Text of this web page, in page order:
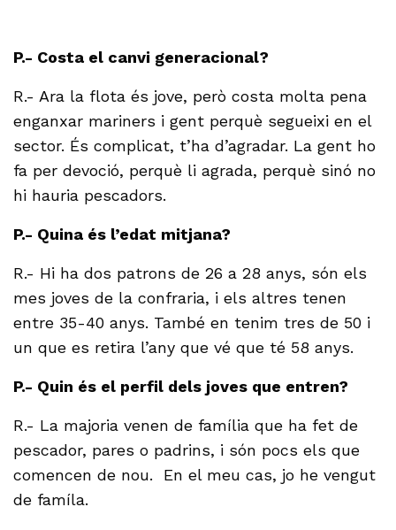
P.- Costa el canvi generacional?
R.- Ara la flota és jove, però costa molta pena
enganxar mariners i gent perquè segueixi en el
sector. És complicat, t’ha d’agradar. La gent ho
fa per devoció, perquè li agrada, perquè sinó no
hi hauria pescadors.
P.- Quina és l’edat mitjana?
R.- Hi ha dos patrons de 26 a 28 anys, són els
mes joves de la confraria, i els altres tenen
entre 35-40 anys. També en tenim tres de 50 i
un que es retira l’any que vé que té 58 anys.
P.- Quin és el perfil dels joves que entren?
R.- La majoria venen de família que ha fet de
pescador, pares o padrins, i són pocs els que
comencen de nou. En el meu cas, jo he vengut
de famíla.